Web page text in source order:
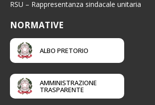
RSU – Rappresentanza sindacale unitaria
NORMATIVE
ALBO PRETORIO
AMMINISTRAZIONE
TRASPARENTE